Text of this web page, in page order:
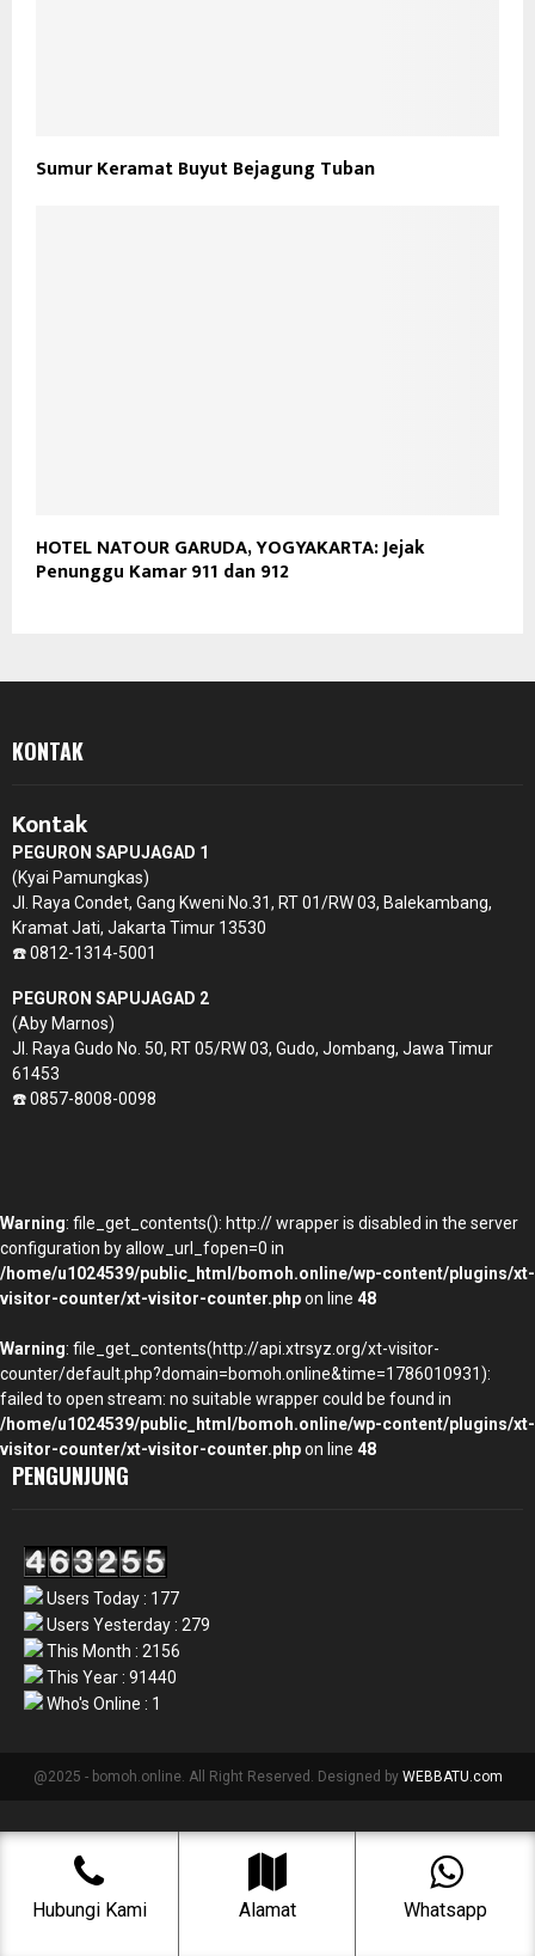
Sumur Keramat Buyut Bejagung Tuban
HOTEL NATOUR GARUDA, YOGYAKARTA: Jejak
Penunggu Kamar 911 dan 912
KONTAK
Kontak
PEGURON SAPUJAGAD 1
(Kyai Pamungkas)
Jl. Raya Condet, Gang Kweni No.31, RT 01/RW 03, Balekambang,
Kramat Jati, Jakarta Timur 13530
☎️ 0812-1314-5001
PEGURON SAPUJAGAD 2
(Aby Marnos)
Jl. Raya Gudo No. 50, RT 05/RW 03, Gudo, Jombang, Jawa Timur
61453
☎️ 0857-8008-0098
Warning: file_get_contents(): http:// wrapper is disabled in the server
configuration by allow_url_fopen=0 in
/home/u1024539/public_html/bomoh.online/wp-content/plugins/xt-
visitor-counter/xt-visitor-counter.phpon line 48
Warning: file_get_contents(http://api.xtrsyz.org/xt-visitor-
counter/default.php?domain=bomoh.online&time=1786010931):
failed to open stream: no suitable wrapper could be found in
/home/u1024539/public_html/bomoh.online/wp-content/plugins/xt-
visitor-counter/xt-visitor-counter.phpon line 48
PENGUNJUNG
Users Today : 177
Users Yesterday : 279
This Month : 2156
This Year : 91440
Who's Online : 1
@2025 - bomoh.online. All Right Reserved. Designed by WEBBATU.com
Hubungi Kami Alamat Whatsapp